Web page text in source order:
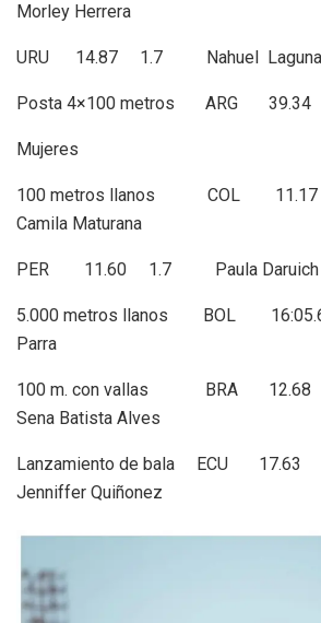
Morley Herrera
URU 14.87 1.7 Nahuel Laguna
Posta 4×100 metros ARG 39.34
Mujeres
100 metros llanos COL
Camila Maturana
PER 11.60 1.7 Paula Daruich
5.000 metros llanos BOL
Parra
100 m. con vallas BRA
Sena Batista Alves
Lanzamiento de bala ECU
Jenniffer Quiñonez